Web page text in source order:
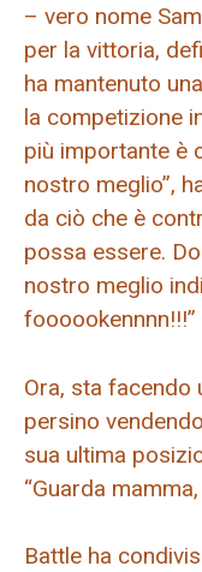
– vero nome
per la vittoria,
ha mantenuto
la competizione
più importante è
nostro meglio”,
da ciò che è
possa essere.
nostro meglio
Ora, sta facendo
persino
sua ultima
“Guarda
Battle ha